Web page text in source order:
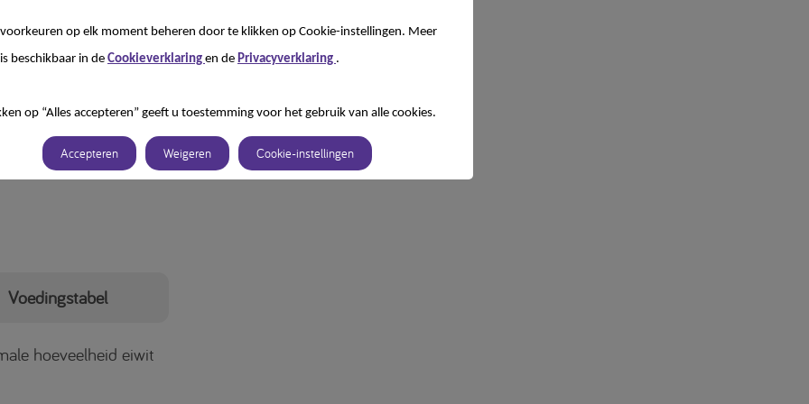
Voedingstabel
hoeveelheid eiwit
op elk moment beheren door te klikken op Cookie-instellingen. Meer
beschikbaar in de Cookieverklaring en de Privacyverklaring .
op “Alles accepteren” geeft u toestemming voor het gebruik van alle cookies.
Accepteren Weigeren Cookie-instellingen